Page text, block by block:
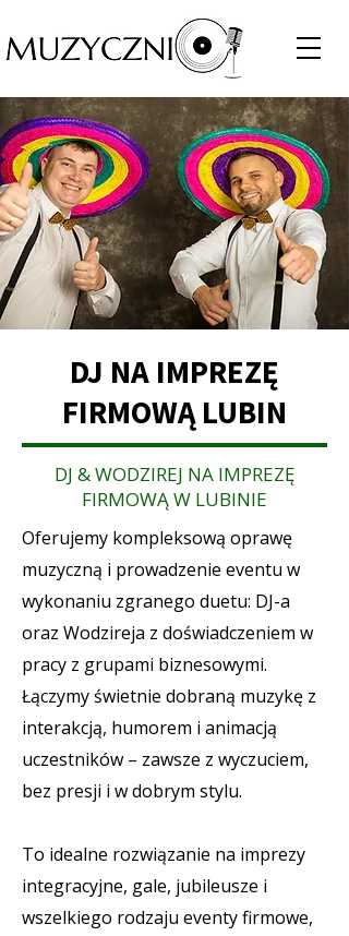
DJ NA IMPREZĘ
FIRMOWĄ LUBIN
DJ & WODZIREJ NA IMPREZĘ
FIRMOWĄ W LUBINIE
Oferujemy kompleksową oprawę
muzyczną i prowadzenie eventu w
wykonaniu zgranego duetu: DJ-a
oraz Wodzireja z doświadczeniem w
pracy z grupami biznesowymi.
Łączymy świetnie dobraną muzykę z
interakcją, humorem i animacją
uczestników – zawsze z wyczuciem,
bez presji i w dobrym stylu.
To idealne rozwiązanie na imprezy
integracyjne, gale, jubileusze i
wszelkiego rodzaju eventy firmowe,